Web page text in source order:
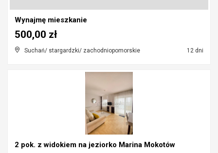
Wynajmę mieszkanie
Suchań/ stargardzki/ zachodniopomorskie 12 dni
500,00 zł
2 pok. z widokiem na jeziorko Marina Mokotów